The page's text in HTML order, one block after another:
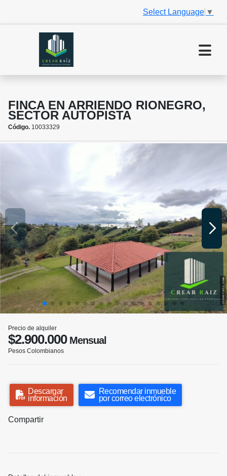
Select Language ▼
FINCA EN ARRIENDO RIONEGRO,
SECTOR AUTOPISTA
Código. 10033329
Precio de alquiler
$2.900.000Mensual
Pesos Colombianos
Descargar
información
Recomendar inmueble
por correo electrónico
Compartir